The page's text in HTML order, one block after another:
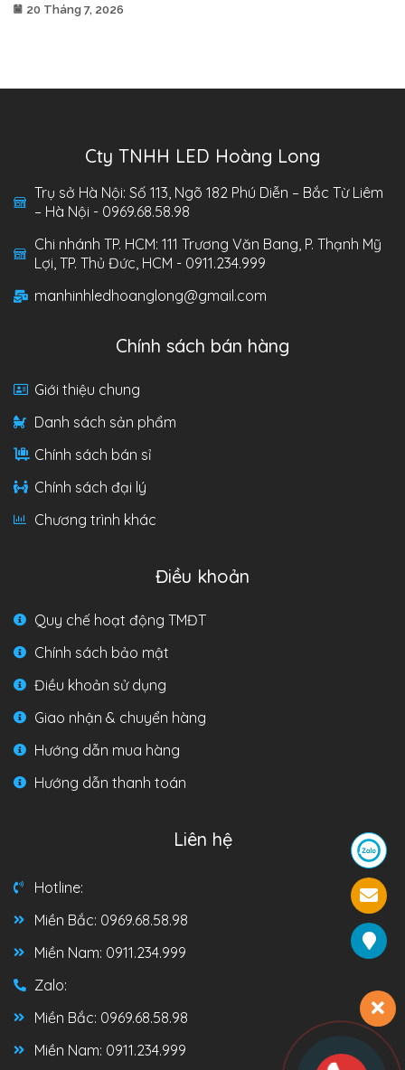
20 Tháng 7, 2026
Cty TNHH LED Hoàng Long
Trụ sở Hà Nội: Số 113, Ngõ 182 Phú Diễn – Bắc Từ Liêm
– Hà Nội - 0969.68.58.98
Chi nhánh TP. HCM: 111 Trương Văn Bang, P. Thạnh Mỹ
Lợi, TP. Thủ Đức, HCM - 0911.234.999
manhinhledhoanglong@gmail.com
Chính sách bán hàng
Giới thiệu chung
Danh sách sản phẩm
Chính sách bán sỉ
Chính sách đại lý
Chương trình khác
Điều khoản
Quy chế hoạt động TMĐT
Chính sách bảo mật
Điều khoản sử dụng
Giao nhận & chuyển hàng
Hướng dẫn mua hàng
Hướng dẫn thanh toán
Liên hệ
Hotline:
Miền Bắc: 0969.68.58.98
Miền Nam: 0911.234.999
Zalo:
Miền Bắc: 0969.68.58.98
Miền Nam: 0911.234.999